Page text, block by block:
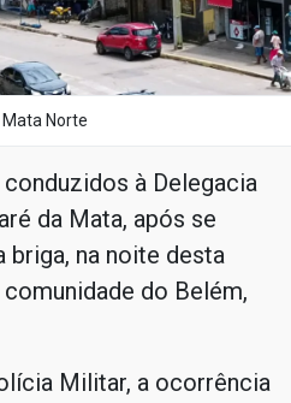
Norte
à Delegacia
da Mata, após se
briga, na noite desta
do Belém,
Militar, a ocorrência